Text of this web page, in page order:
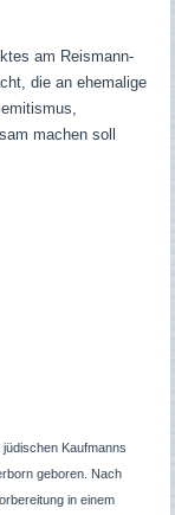
am Reismann-
die an ehemalige
machen soll
Kaufmanns
geboren. Nach
in einem